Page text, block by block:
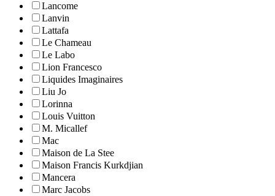
Lancome
Lanvin
Lattafa
Le Chameau
Le Labo
Lion Francesco
Liquides Imaginaires
Liu Jo
Lorinna
Louis Vuitton
M. Micallef
Mac
Maison de La Stee
Maison Francis Kurkdjian
Mancera
Marc Jacobs